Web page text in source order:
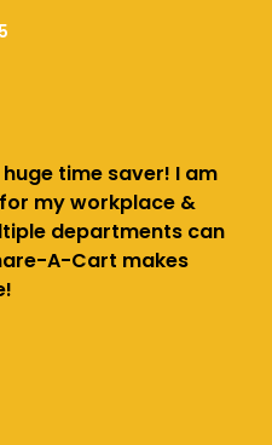
time saver! I am
my workplace &
departments can
A-Cart makes